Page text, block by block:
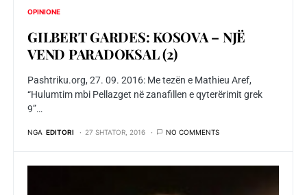
OPINIONE
GILBERT GARDES: KOSOVA – NJË
VEND PARADOKSAL (2)
Pashtriku.org, 27. 09. 2016: Me tezën e Mathieu Aref,
“Hulumtim mbi Pellazget në zanafillen e qyterërimit grek
9”…
NGA EDITORI 27 SHTATOR, 2016 NO COMMENTS